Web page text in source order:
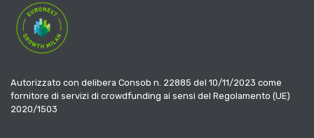
Autorizzato con delibera Consob n. 22885 del 10/11/2023 come
fornitore di servizi di crowdfunding ai sensi del Regolamento (UE)
2020/1503